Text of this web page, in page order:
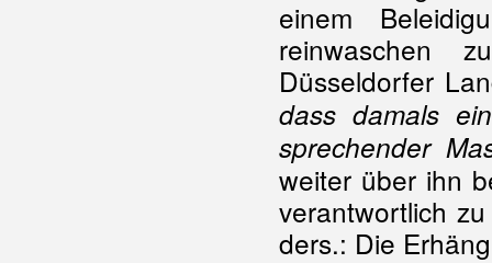
einem
reinwaschen
Düsseldorfer
dass damals
sprechender
weiter über ihn
verantwortlich
ders.: Die